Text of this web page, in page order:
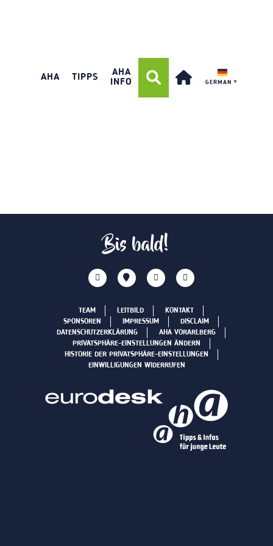
AHA TIPPS
AHA
INFO
GERMAN ▼
Bis bald!
TEAM LEITBILD
KONTAKT
SPONSOREN
IMPRESSUM
DISCLAIM
DATENSCHUTZERKLÄRUNG
AHA VORARLBERG
PRIVATSPHÄRE-EINSTELLUNGEN ÄNDERN
HISTORIE DER PRIVATSPHÄRE-EINSTELLUNGEN
EINWILLIGUNGEN WIDERRUFEN